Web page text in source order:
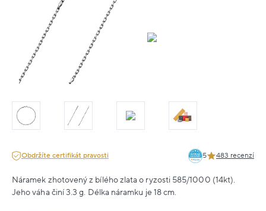
Obdržíte certifikát pravosti 5 483 recenzí
Náramek zhotovený z bílého zlata o ryzosti 585/1000 (14kt).
Jeho váha činí 3.3 g. Délka náramku je 18 cm.